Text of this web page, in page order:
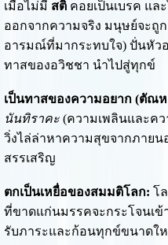
เมื่อไม่มี สติคอยเป็นเบรค แล
ออกจากความจริง มนุษย์จะถูก
อารมณ์ที่มากระทบใจ) ปั่นหัวอ
ทาสของอวิชชา นำไปสู่ทุกข์
เป็นทาสของความอยาก (ตัณห
นันทิราคะ(ความเพลินและคว
วิ่งไล่ล่าหาความสุขจากภายน
สรรเสริญ
ตกเป็นเหยื่อของสมมติโลก: โ
ที่ขาดแก่นมรรคจะกระโจนเข้
รับภาระและก้อนทุกข์ขนาดให